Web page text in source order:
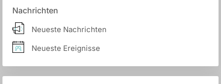
Nachrichten
Neueste Nachrichten
Neueste Ereignisse